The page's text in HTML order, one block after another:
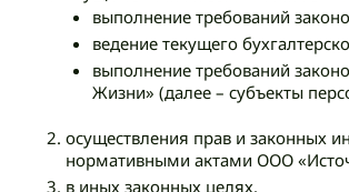
выполнение требований
ведение текущего
выполнение требований
Жизни» (далее – субъекты
осуществления прав и законных
нормативными актами ООО
в иных законных целях.